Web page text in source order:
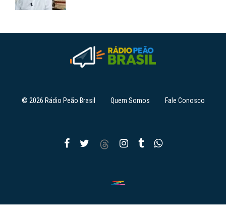
© 2026 Rádio Peão Brasil Quem Somos Fale Conosco